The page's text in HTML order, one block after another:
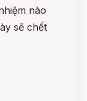
nào
sẽ chết